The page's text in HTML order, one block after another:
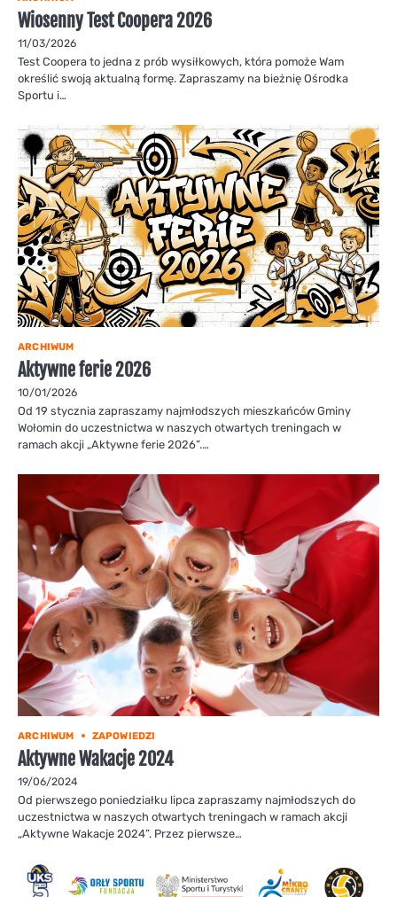
Wiosenny Test Coopera 2026
11/03/2026
Test Coopera to jedna z prób wysiłkowych, która pomoże Wam
określić swoją aktualną formę. Zapraszamy na bieżnię Ośrodka
Sportu i…
ARCHIWUM
Aktywne ferie 2026
10/01/2026
Od 19 stycznia zapraszamy najmłodszych mieszkańców Gminy
Wołomin do uczestnictwa w naszych otwartych treningach w
ramach akcji „Aktywne ferie 2026”.…
ARCHIWUM ZAPOWIEDZI
Aktywne Wakacje 2024
19/06/2024
Od pierwszego poniedziałku lipca zapraszamy najmłodszych do
uczestnictwa w naszych otwartych treningach w ramach akcji
„Aktywne Wakacje 2024”. Przez pierwsze…